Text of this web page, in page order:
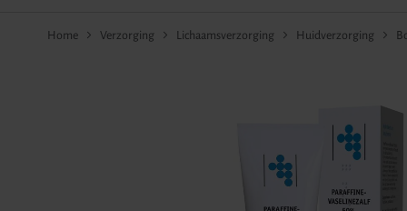
Home Verzorging Lichaamsverzorging Huidverzorging